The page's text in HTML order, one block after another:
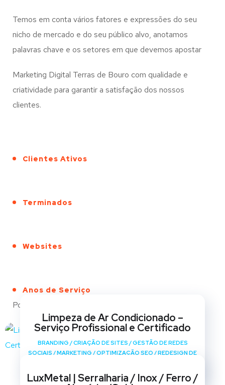
Temos em conta vários fatores e expressões do seu
nicho de mercado e do seu público alvo, anotamos
palavras chave e os setores em que devemos apostar
Marketing Digital Terras de Bouro com qualidade e
criatividade para garantir a satisfação dos nossos
clientes.
Clientes Ativos
Terminados
Websites
Anos de Serviço
Portfólio
Limpeza de Ar Condicionado –
Serviço Profissional e Certificado
BRANDING /CRIAÇÃO DE SITES /GESTÃO DE REDES
SOCIAIS /MARKETING /OPTIMIZAÇÃO SEO /REDESIGN DE
LuxMetal | Serralharia / Inox / Ferro /